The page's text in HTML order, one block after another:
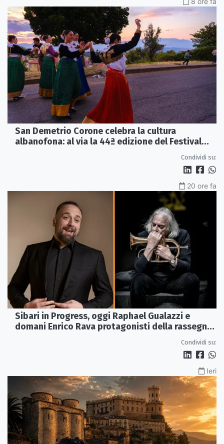
San Demetrio Corone celebra la cultura
albanofona: al via la 44ª edizione del Festival
Condividi su:
20 ore fa
Sibari in Progress, oggi Raphael Gualazzi e
domani Enrico Rava protagonisti della rassegna
Condividi su:
Ieri